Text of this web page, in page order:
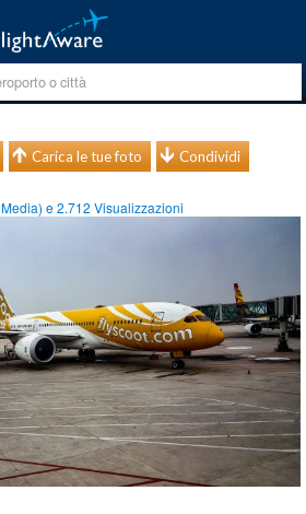
Carica le tue foto Condividi
Media) e2.712 Visualizzazioni